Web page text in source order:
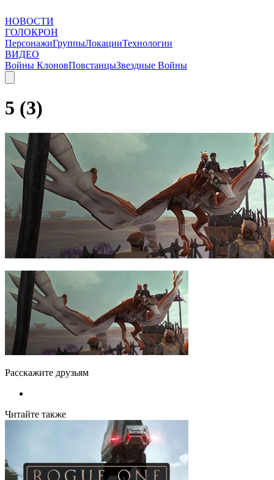
НОВОСТИ
ГОЛОКРОН
ПерсонажиГруппыЛокацииТехнологии
ВИДЕО
Войны КлоновПовстанцыЗвездные Войны
5 (3)
Расскажите друзьям
Читайте также